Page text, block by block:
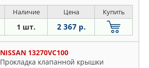
Наличие Цена Купить
1 шт. 2 367 р.
NISSAN 13270VC100
Прокладка клапанной крышки